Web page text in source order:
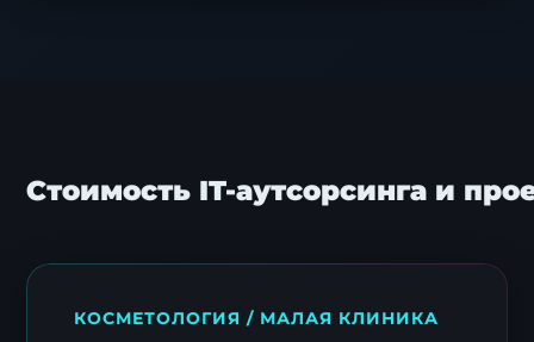
Стоимость IT-аутсорсинга и
КОСМЕТОЛОГИЯ / МАЛАЯ КЛИНИКА